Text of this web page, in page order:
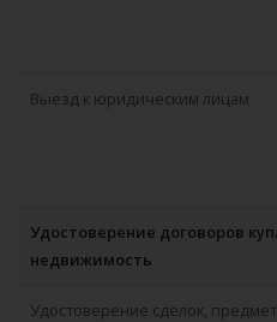
Выезд к юридическим лицам
Удостоверение договоров
недвижимость
Удостоверение сделок,